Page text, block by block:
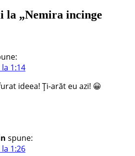
la „Nemira incinge
1:14
ideea! Ți-arăt eu azi! 😀
spune:
1:26